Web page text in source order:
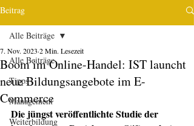
Beitrag
Alle Beiträge
Tipps
Management
Weiterbildung
Alle Beiträge
Boom im Online-Handel: IST launcht
neue Bildungsangebote im E-
Commerce
7. Nov. 2023 2 Min. Lesezeit
Die jüngst veröffentlichte Studie der